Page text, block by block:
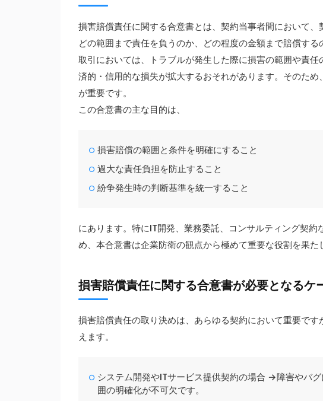
損害賠償責任に関する合意書とは、契約当事者間において、
どの範囲まで責任を負うのか、どの程度の金額まで賠償す
取引においては、トラブルが発生した際に損害の範囲や責
済的・信用的な損失が拡大するおそれがあります。そのた
が重要です。
この合意書の主な目的は、
損害賠償の範囲と条件を明確にすること
過大な責任負担を防止すること
紛争発生時の判断基準を統一すること
にあります。特にIT開発、業務委託、コンサルティング契約
め、本合意書は企業防衛の観点から極めて重要な役割を果た
損害賠償責任に関する合意書が必要となるケ
損害賠償責任の取り決めは、あらゆる契約において重要で
えます。
システム開発やITサービス提供契約の場合 →障害やバ
囲の明確化が不可欠です。